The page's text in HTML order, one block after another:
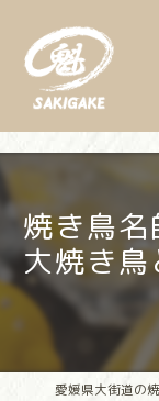
焼き鳥
大焼き